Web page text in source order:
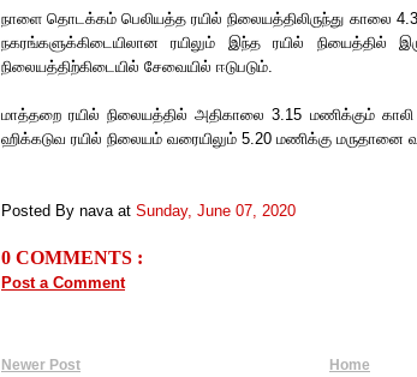
நாளை தொடக்கம் பெலியத்த ரயில் நிலையத்திலிருந்து காலை
நகரங்களுக்கிடையிலான ரயிலும் இந்த ரயில் நியைத்தில்
நிலையத்திற்கிடையில் சேவையில் ஈடுபடும்.
மாத்தறை ரயில் நிலையத்தில் அதிகாலை 3.15 மணிக்கும்
ஹிக்கடுவ ரயில் நிலையம் வரையிலும் 5.20 மணிக்கு மருதானை
Posted By nava at Sunday, June 07, 2020
0 COMMENTS :
Post a Comment
Newer Post Home